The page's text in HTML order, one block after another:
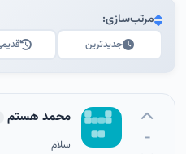
مرتب‌سازی:
جدیدترین
-
محمد هستم
سلام